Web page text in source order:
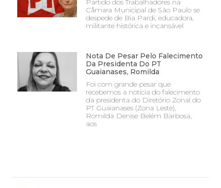
Partido dos Trabalhadores na
Câmara Municipal de São Paulo se
despede de Bia Pardi, educadora,
militante histórica e incansável
Nota De Pesar Pelo Falecimento
Da Presidenta Do PT
Guaianases, Romilda
Foi com grande pesar que
recebemos a notícia do falecimento
da presidenta do Diretório Zonal do
PT Guaianases (Zona Leste),
Romilda Denise Belém Barbosa,
aos